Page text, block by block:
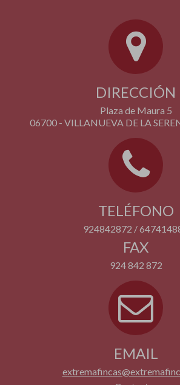
DIRECCIÓN
Plaza de Maura 5
06700 - VILLANUEVA DE LA
TELÉFONO
924842872 /
FAX
924 842 872
EMAIL